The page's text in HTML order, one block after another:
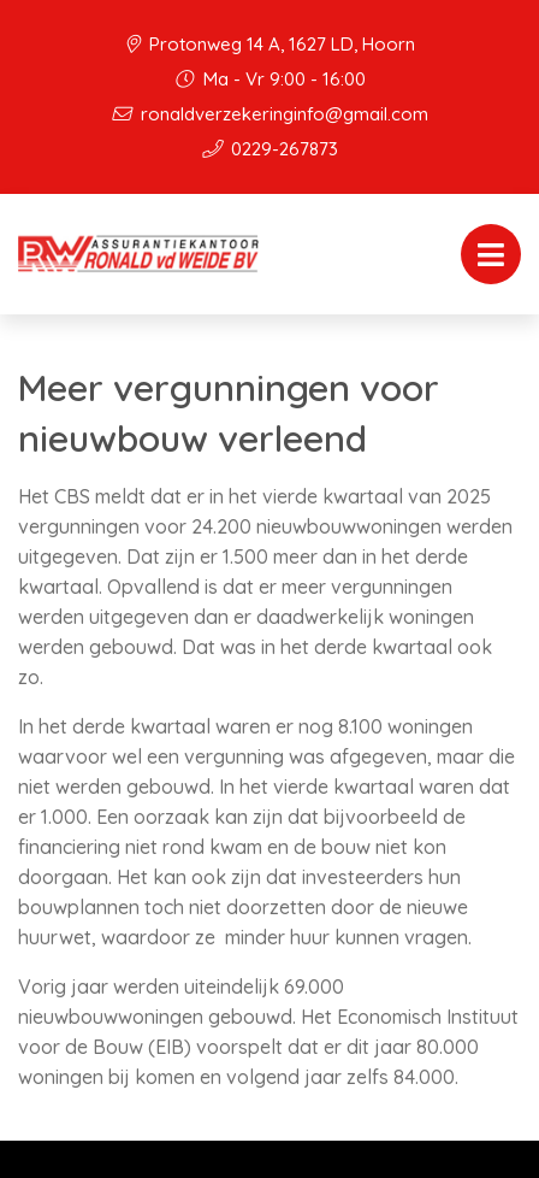
Protonweg 14 A, 1627 LD, Hoorn
Ma - Vr 9:00 - 16:00
ronaldverzekeringinfo@gmail.com
0229-267873
Meer vergunningen voor
nieuwbouw verleend
Het CBS meldt dat er in het vierde kwartaal van 2025
vergunningen voor 24.200 nieuwbouwwoningen werden
uitgegeven. Dat zijn er 1.500 meer dan in het derde
kwartaal. Opvallend is dat er meer vergunningen
werden uitgegeven dan er daadwerkelijk woningen
werden gebouwd. Dat was in het derde kwartaal ook
zo.
In het derde kwartaal waren er nog 8.100 woningen
waarvoor wel een vergunning was afgegeven, maar die
niet werden gebouwd. In het vierde kwartaal waren dat
er 1.000. Een oorzaak kan zijn dat bijvoorbeeld de
financiering niet rond kwam en de bouw niet kon
doorgaan. Het kan ook zijn dat investeerders hun
bouwplannen toch niet doorzetten door de nieuwe
huurwet, waardoor ze minder huur kunnen vragen.
Vorig jaar werden uiteindelijk 69.000
nieuwbouwwoningen gebouwd. Het Economisch Instituut
voor de Bouw (EIB) voorspelt dat er dit jaar 80.000
woningen bij komen en volgend jaar zelfs 84.000.